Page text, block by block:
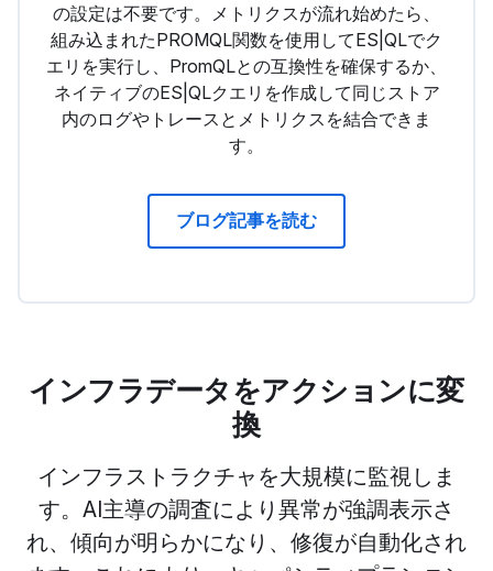
の設定は不要です。メトリクスが流れ始めたら、
組み込まれたPROMQL関数を使用してES|QLでク
エリを実行し、PromQLとの互換性を確保するか、
ネイティブのES|QLクエリを作成して同じストア
内のログやトレースとメトリクスを結合できま
す。
ブログ記事を読む
インフラデータをアクションに変
換
インフラストラクチャを大規模に監視しま
す。AI主導の調査により異常が強調表示さ
れ、傾向が明らかになり、修復が自動化され